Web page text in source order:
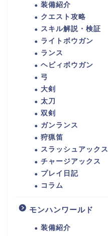
装備紹介
クエスト攻略
スキル解説・検証
ライトボウガン
ランス
ヘビィボウガン
弓
大剣
太刀
双剣
ガンランス
狩猟笛
スラッシュアックス
チャージアックス
プレイ日記
コラム
モンハンワールド
装備紹介